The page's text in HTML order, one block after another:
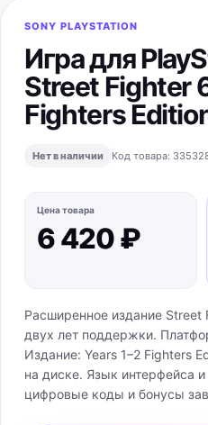
SONY PLAYSTATION
Игра для
Street Fighter
Fighters
Нет в наличии Код товара:
Цена товара
6 420 ₽
Расширенное издание
двух лет поддержки.
Издание: Years 1–2 Fighters
на диске. Язык интерфейса
цифровые коды и бонусы